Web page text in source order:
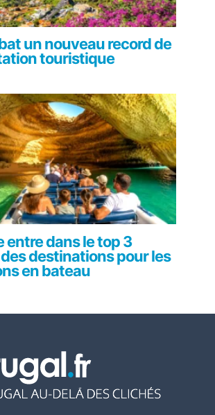
un nouveau record de
touristique
entre dans le top 3
destinations pour les
en bateau